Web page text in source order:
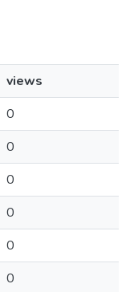
views
0
0
0
0
0
0